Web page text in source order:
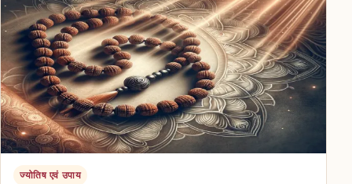
ज्योतिष एवं उपाय